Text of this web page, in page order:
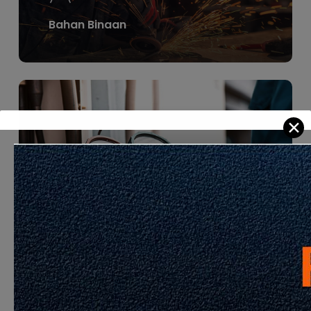
Bahan Binaan
Standard Industri Pembinaan CIS
Learn
more
Learn
more
✕